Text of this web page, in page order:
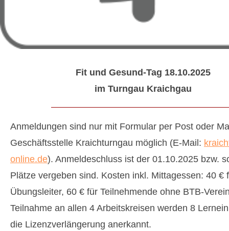
Fit und Gesund-Tag 18.10.2025
im Turngau Kraichgau
Anmeldungen sind nur mit Formular per Post oder
Geschäftsstelle Kraichturngau möglich (E-Mail:
online.de). Anmeldeschluss ist der 01.10.2025 bzw.
Plätze vergeben sind. Kosten inkl. Mittagessen: 40 €
Übungsleiter, 60 € für Teilnehmende ohne BTB-
Teilnahme an allen 4 Arbeitskreisen werden 8
die Lizenzverlängerung anerkannt.